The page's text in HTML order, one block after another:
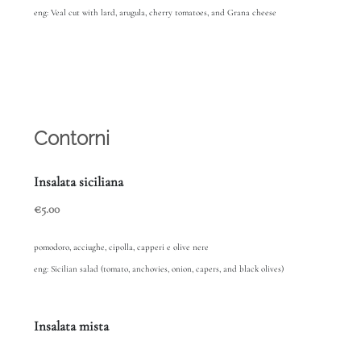
eng: Veal cut with lard, arugula, cherry tomatoes, and Grana cheese
Contorni
Insalata siciliana
€5.00
pomodoro, acciughe, cipolla, capperi e olive nere
eng: Sicilian salad (tomato, anchovies, onion, capers, and black olives)
Insalata mista